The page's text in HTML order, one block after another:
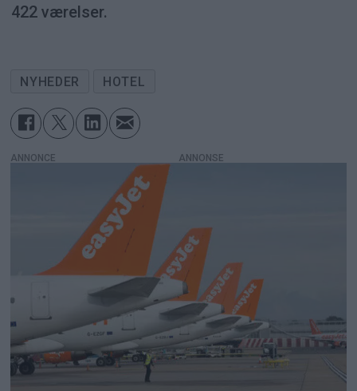
422 værelser.
NYHEDER HOTEL
ANNONCE